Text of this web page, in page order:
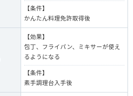
【条件】
かんたん料理免許取得後
【効果】
包丁、フライパン、ミキサーが使え
るようになる
【条件】
素手調理台入手後